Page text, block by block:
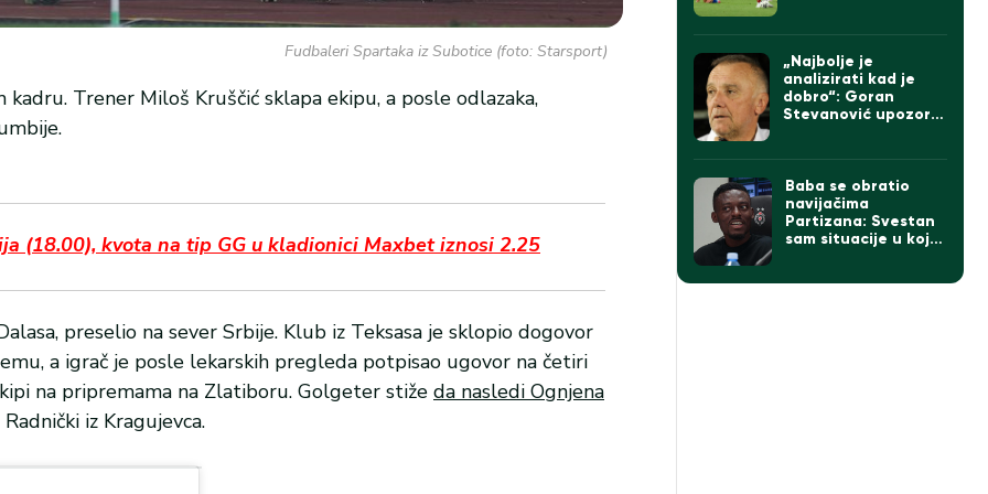
Fudbaleri Spartaka iz Subotice (foto: Starsport)
Trener Miloš Kruščić sklapa ekipu, a posle odlazaka,
(18.00), kvota na tip GG u kladionici Maxbet iznosi 2.25
preselio na sever Srbije. Klub iz Teksasa je sklopio dogovor
a igrač je posle lekarskih pregleda potpisao ugovor na četiri
na pripremama na Zlatiboru. Golgeter stiže da nasledi Ognjena
iz Kragujevca.
„Najbolje je
analizirati kad je
dobro“: Goran
Stevanović upozorio
Baba se obratio
navijačima
Partizana: Svestan
sam situacije u kojoj